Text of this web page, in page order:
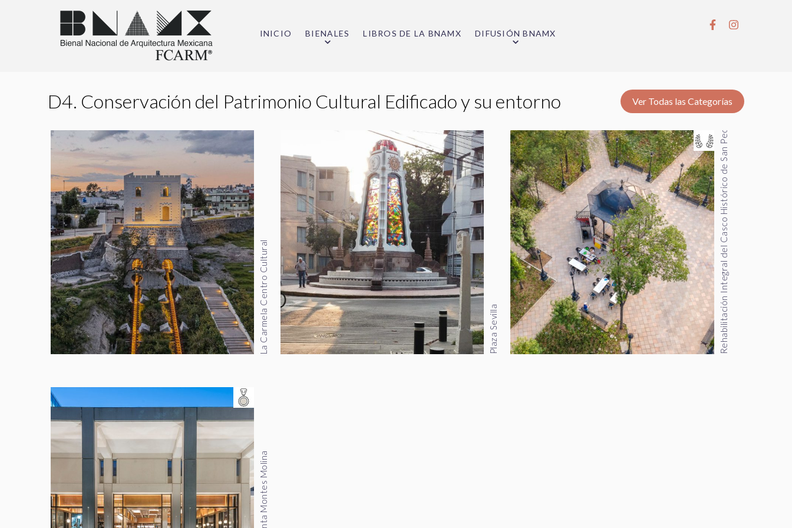
INICIO BIENALES LIBROS DE LA BNAMX DIFUSIÓN BNAMX
D4. Conservación del Patrimonio Cultural Edificado y su entorno Ver Todas las Categorías
La Carmela Centro Cultural Plaza Sevilla Rehabilitación Integral del Casco Histórico de San Pedro Garza García